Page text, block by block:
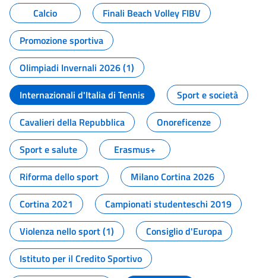
Calcio
Finali Beach Volley FIBV
Promozione sportiva
Olimpiadi Invernali 2026 (1)
Internazionali d'Italia di Tennis
Sport e società
Cavalieri della Repubblica
Onoreficenze
Sport e salute
Erasmus+
Riforma dello sport
Milano Cortina 2026
Cortina 2021
Campionati studenteschi 2019
Violenza nello sport (1)
Consiglio d'Europa
Istituto per il Credito Sportivo